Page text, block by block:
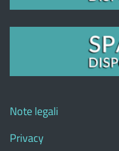
Note legali
Privacy